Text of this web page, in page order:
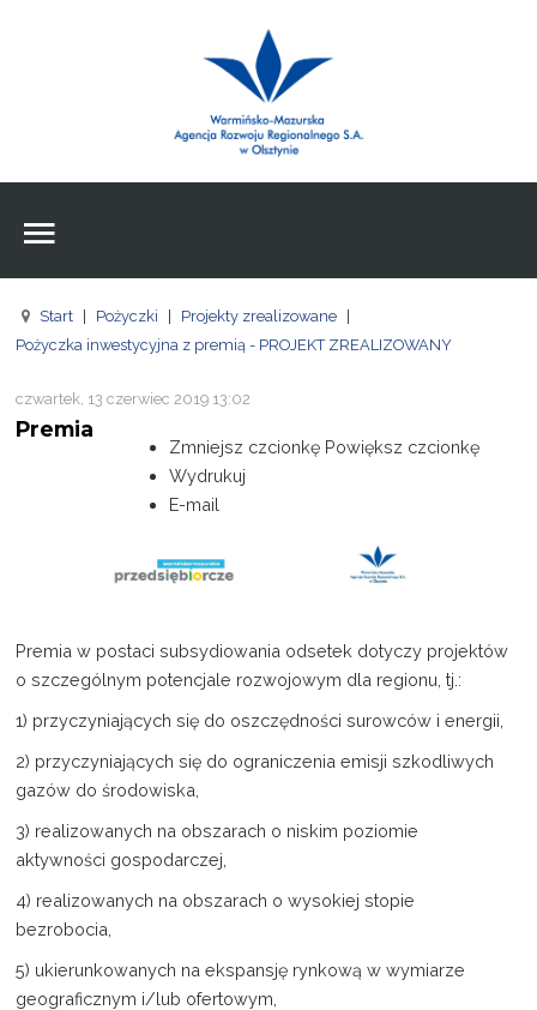
Agencja
FE
Pożyczki
Kontakt
Znajdźna stronie
Wpisz czego szukasz
Start Pożyczki Projekty zrealizowane
Pożyczka inwestycyjna z premią - PROJEKT ZREALIZOWANY
czwartek, 13 czerwiec 2019 13:02
Premia
Zmniejsz czcionkę Powiększ czcionkę
Wydrukuj
E-mail
Premia w postaci subsydiowania odsetek dotyczy projektów
o szczególnym potencjale rozwojowym dla regionu, tj.:
1) przyczyniających się do oszczędności surowców i energii,
2) przyczyniających się do ograniczenia emisji szkodliwych
gazów do środowiska,
3) realizowanych na obszarach o niskim poziomie
aktywności gospodarczej,
4) realizowanych na obszarach o wysokiej stopie
bezrobocia,
5) ukierunkowanych na ekspansję rynkową w wymiarze
geograficznym i/lub ofertowym,